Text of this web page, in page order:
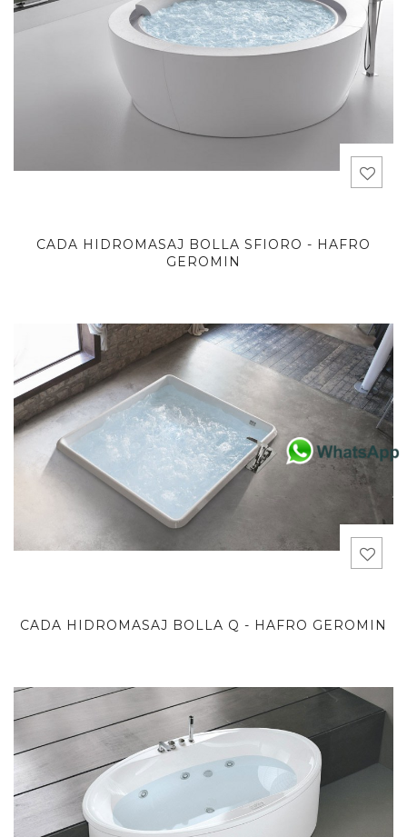
CADA HIDROMASAJ BOLLA SFIORO - HAFRO
GEROMIN
CADA HIDROMASAJ BOLLA Q - HAFRO GEROMIN